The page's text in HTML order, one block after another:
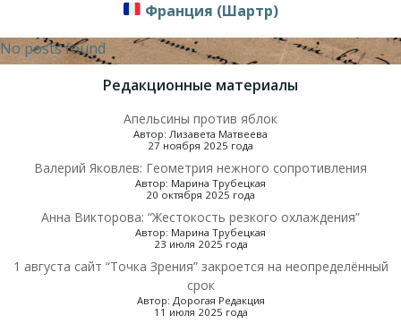
Франция (Шартр)
No posts found
Редакционные материалы
Апельсины против яблок
Автор: Лизавета Матвеева
27 ноября 2025 года
Валерий Яковлев: Геометрия нежного сопротивления
Автор: Марина Трубецкая
20 октября 2025 года
Анна Викторова: “Жестокость резкого охлаждения”
Автор: Марина Трубецкая
23 июля 2025 года
1 августа сайт “Точка Зрения” закроется на неопределённый
срок
Автор: Дорогая Редакция
11 июля 2025 года